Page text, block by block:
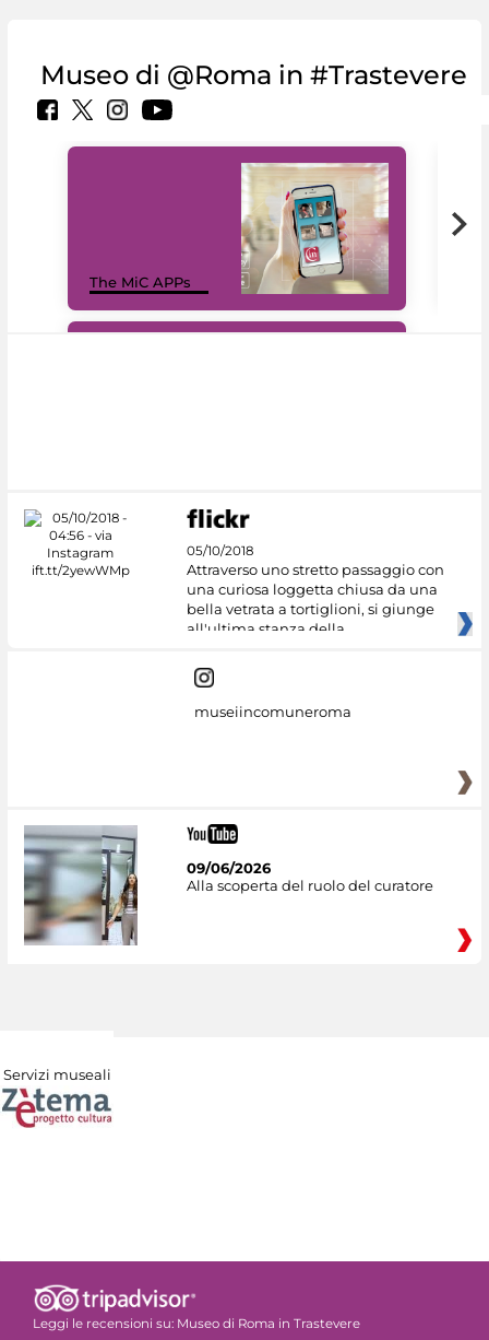
Museo di @Roma in #Trastevere
The MiC APPs
05/10/2018
Attraverso uno stretto passaggio con
una curiosa loggetta chiusa da una
bella vetrata a tortiglioni, si giunge
all'ultima stanza della
museiincomuneroma
09/06/2026
Alla scoperta del ruolo del curatore
Servizi museali
Leggi le recensioni su: Museo di Roma in Trastevere